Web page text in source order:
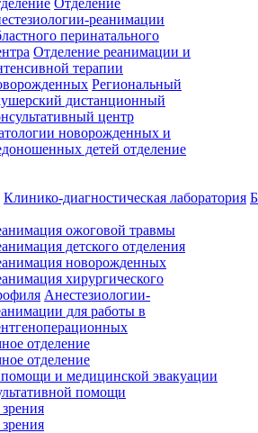
реанимации
перинатального
Отделение реанимации и
терапии
Региональный
дистанционный
центр
новорожденных и
детей отделение
Клинико-диагностическая лаборатория
ожоговой травмы
детского отделения
новорожденных
хирургического
Анестезиологии-
для работы в
отделение
отделение
помощи и медицинской эвакуации
помощи